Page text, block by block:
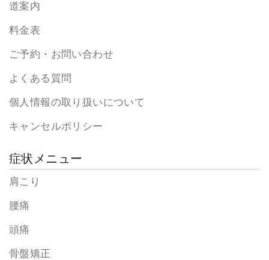
道案内
料金表
ご予約・お問い合わせ
よくある質問
個人情報の取り扱いについて
キャンセルポリシー
症状メニュー
肩こり
腰痛
頭痛
骨盤矯正